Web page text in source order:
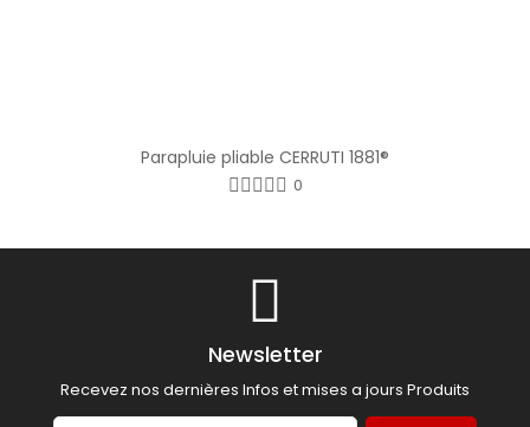
Parapluie pliable CERRUTI 1881®
0
Newsletter
Recevez nos dernières Infos et mises a jours Produits